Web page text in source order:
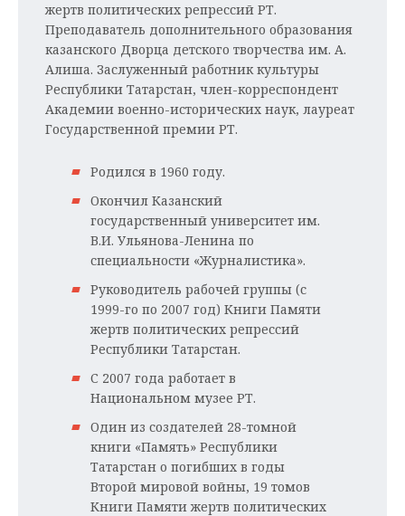
жертв политических репрессий РТ.
Преподаватель дополнительного образования
казанского Дворца детского творчества им. А.
Алиша. Заслуженный работник культуры
Республики Татарстан, член-корреспондент
Академии военно-исторических наук, лауреат
Государственной премии РТ.
Родился в 1960 году.
Окончил Казанский
государственный университет им.
В.И. Ульянова-Ленина по
специальности «Журналистика».
Руководитель рабочей группы (с
1999-го по 2007 год) Книги Памяти
жертв политических репрессий
Республики Татарстан.
С 2007 года работает в
Национальном музее РТ.
Один из создателей 28-томной
книги «Память» Республики
Татарстан о погибших в годы
Второй мировой войны, 19 томов
Книги Памяти жертв политических